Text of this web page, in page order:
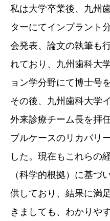
私は大学卒業後、九州
ターにてインプラント
会発表、論文の執筆も
れており、九州歯科大
ョン学分野にて博士号
その後、九州歯科大学
外来診療チーム長を拝
ブルケースのリカバリ
した。現在もこれらの
（科学的根拠）に基づ
供しており、結果に満
きましても、わかりや